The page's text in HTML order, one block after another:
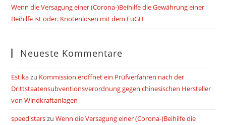
Wenn die Versagung einer (Corona-)Beihilfe die Gewährung einer
Beihilfe ist oder: Knotenlösen mit dem EuGH
Neueste Kommentare
Estikazu Kommission eröffnet ein Prüfverfahren nach der
Drittstaatensubventionsverordnung gegen chinesischen Hersteller
von Windkraftanlagen
speed starszuWenn die Versagung einer (Corona-)Beihilfe die